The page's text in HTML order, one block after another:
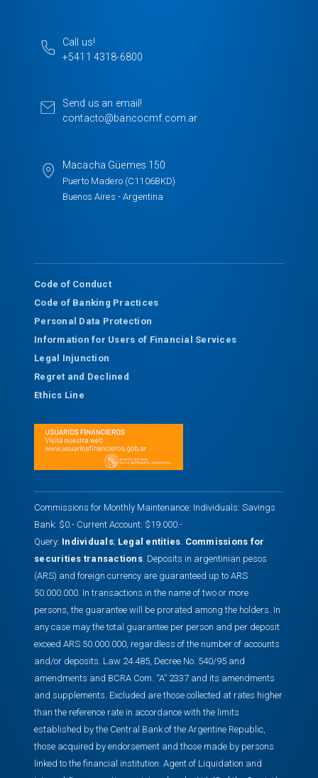
Call us!
+5411 4318-6800
Send us an email!
contacto@bancocmf.com.ar
Macacha Güemes 150
Puerto Madero (C1106BKD)
Buenos Aires - Argentina
b
Code of Conduct
Code of Banking Practices
Personal Data Protection
Information for Users of Financial Services
Legal Injunction
Regret and Declined
Ethics Line
Commissions for Monthly Maintenance: Individuals: Savings
Bank: $0.- Current Account: $19.000.-
Query: Individuals; Legal entities Commissions for
securities transactions. Deposits in argentinian pesos
(ARS) and foreign currency are guaranteed up to ARS
50.000.000. In transactions in the name of two or more
persons, the guarantee will be prorated among the holders. In
any case may the total guarantee per person and per deposit
exceed ARS 50.000.000, regardless of the number of accounts
and/or deposits. Law 24.485, Decree No. 540/95 and
amendments and BCRA Com. “A” 2337 and its amendments
and supplements. Excluded are those collected at rates higher
than the reference rate in accordance with the limits
established by the Central Bank of the Argentine Republic,
those acquired by endorsement and those made by persons
linked to the financial institution. Agent of Liquidation and